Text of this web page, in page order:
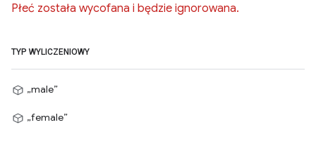
Płeć została wycofana i będzie ignorowana.
TYP WYLICZENIOWY
„male”
„female”